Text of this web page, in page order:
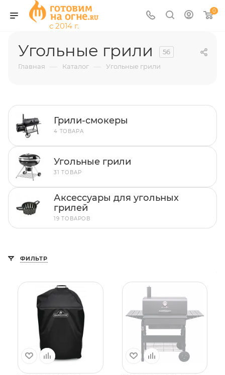
0
Угольные грили
56
Главная
— Каталог — Угольные грили
Грили-смокеры
4 ТОВАРА
Угольные грили
31 ТОВАР
Аксессуары для угольных
грилей
19 ТОВАРОВ
ФИЛЬТР